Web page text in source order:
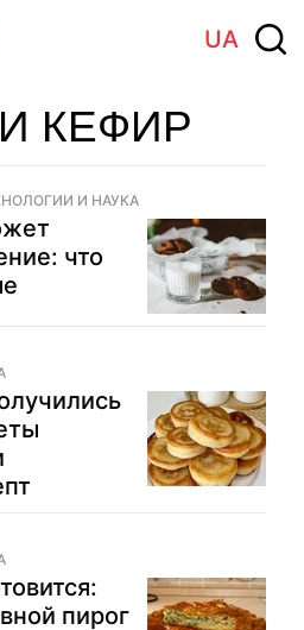
UA
КЕФИР
И НАУКА
что
пирог